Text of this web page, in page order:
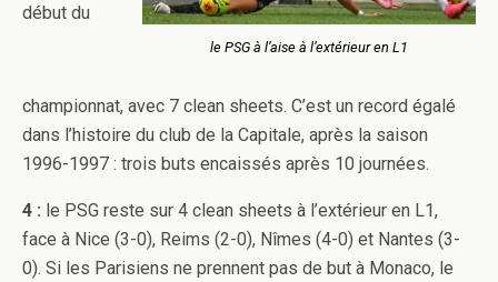
le PSG à l’aise à l’extérieur en L1
début du
championnat, avec 7 clean sheets. C’est un record égalé
dans l’histoire du club de la Capitale, après la saison
1996-1997 : trois buts encaissés après 10 journées.
4 : le PSG reste sur 4 clean sheets à l’extérieur en L1,
face à Nice (3-0), Reims (2-0), Nîmes (4-0) et Nantes (3-
0). Si les Parisiens ne prennent pas de but à Monaco, le